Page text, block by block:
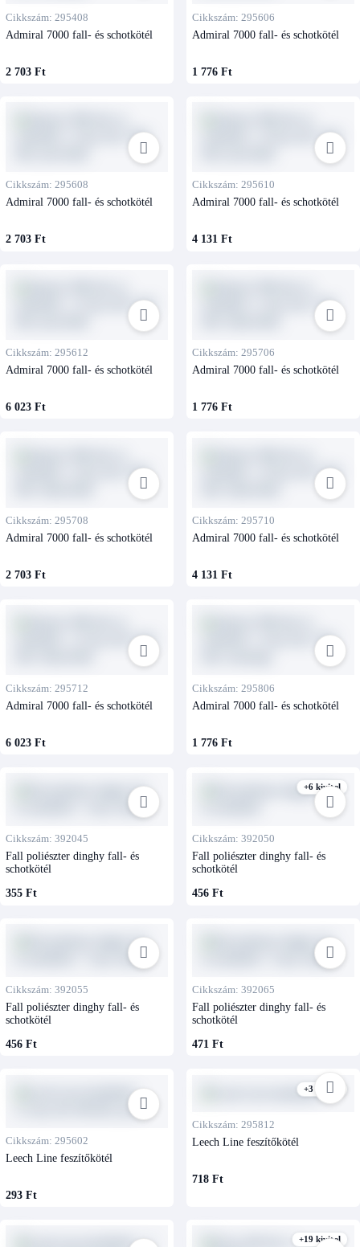
Cikkszám: 295408
Admiral 7000 fall- és schotkötél
2 703 Ft
Cikkszám: 295606
Admiral 7000 fall- és schotkötél
1 776 Ft
Cikkszám: 295608
Admiral 7000 fall- és schotkötél
2 703 Ft
Cikkszám: 295610
Admiral 7000 fall- és schotkötél
4 131 Ft
Cikkszám: 295612
Admiral 7000 fall- és schotkötél
6 023 Ft
Cikkszám: 295706
Admiral 7000 fall- és schotkötél
1 776 Ft
Cikkszám: 295708
Admiral 7000 fall- és schotkötél
2 703 Ft
Cikkszám: 295710
Admiral 7000 fall- és schotkötél
4 131 Ft
Cikkszám: 295712
Admiral 7000 fall- és schotkötél
6 023 Ft
Cikkszám: 295806
Admiral 7000 fall- és schotkötél
1 776 Ft
Cikkszám: 392045
Fall poliészter dinghy fall- és
schotkötél
355 Ft
+6 kivitel
Cikkszám: 392050
Fall poliészter dinghy fall- és
schotkötél
456 Ft
Cikkszám: 392055
Fall poliészter dinghy fall- és
schotkötél
456 Ft
Cikkszám: 392065
Fall poliészter dinghy fall- és
schotkötél
471 Ft
Cikkszám: 295602
Leech Line feszítőkötél
293 Ft
+3 kivitel
Cikkszám: 295812
Leech Line feszítőkötél
718 Ft
+19 kivitel